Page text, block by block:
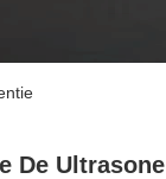
De Ultrasone